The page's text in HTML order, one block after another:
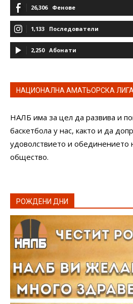
26,306 Фенове
1,133 Последователи
2,250 Абонати
НАЦИОНАЛНА АМАТЬОРСКА
НАЛБ има за цел да развива и
баскетбола у нас, както и да
удоволствието и обединението
общество.
РОЖДЕНИ ДНИ